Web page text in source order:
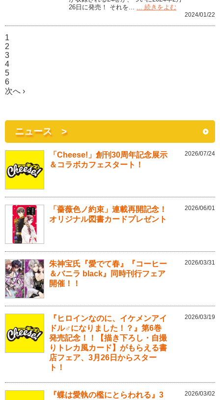
26日に発売！ それを...
... 続きをよむ
2024/01/22
1
2
3
4
5
6
次へ ›
ニュース >
「Cheese!」創刊30周年記念展示
＆コラボカフェスタート！
2026/07/24
「薔薇色ノ約束」連載再開記念！
オリジナル図書カードプレゼント
2026/06/01
朱神宝氏『愛でて春』『コーヒー
＆バニラ black』同時刊行フェア
開催！！
2026/03/31
『ヒロインなのに、イケメンアイ
ドル♂になりました！？』第6巻
発売記念！！【描き下ろし・自撮
りトレカ風カード】がもらえる書
店フェア、3月26日からスター
ト！
2026/03/19
『蝶は愛執の檻にとらわれる』3
2026/03/02